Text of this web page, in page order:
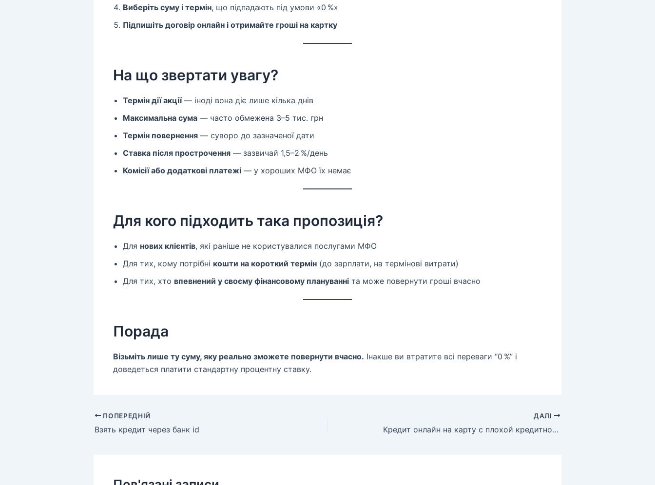
Виберіть суму і термін, що підпадають під умови «0 %»
Підпишіть договір онлайн і отримайте гроші на картку
На що звертати увагу?
Термін дії акції— іноді вона діє лише кілька днів
Максимальна сума — часто обмежена 3–5 тис. грн
Термін повернення — суворо до зазначеної дати
Ставка після прострочення — зазвичай 1,5–2 %/день
Комісії або додаткові платежі — у хороших МФО їх немає
Для кого підходить така пропозиція?
Для нових клієнтів, які раніше не користувалися послугами МФО
Для тих, кому потрібні кошти на короткий термін (до зарплати, на термінові витрати)
Для тих, хто впевнений у своєму фінансовому плануванні та може повернути гроші вчасно
Порада
Візьміть лише ту суму, яку реально зможете повернути вчасно. Інакше ви втратите всі переваги “0 %” і
доведеться платити стандартну процентну ставку.
ПОПЕРЕДНІЙ
Взять кредит через банк id
ДАЛІ
Кредит онлайн на карту с плохой кредитной историей